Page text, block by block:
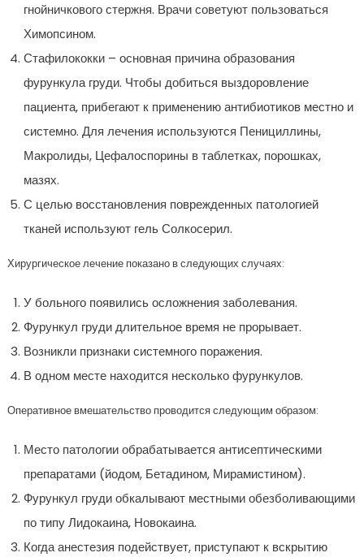
гнойничкового стержня. Врачи советуют пользоваться
Химопсином.
Стафилококки – основная причина образования
фурункула груди. Чтобы добиться выздоровление
пациента, прибегают к применению антибиотиков местно и
системно. Для лечения используются Пенициллины,
Макролиды, Цефалоспорины в таблетках, порошках,
мазях.
С целью восстановления поврежденных патологией
тканей используют гель Солкосерил.
Хирургическое лечение показано в следующих случаях:
У больного появились осложнения заболевания.
Фурункул груди длительное время не прорывает.
Возникли признаки системного поражения.
В одном месте находится несколько фурункулов.
Оперативное вмешательство проводится следующим образом:
Место патологии обрабатывается антисептическими
препаратами (йодом, Бетадином, Мирамистином).
Фурункул груди обкалывают местными обезболивающими
по типу Лидокаина, Новокаина.
Когда анестезия подействует, приступают к вскрытию